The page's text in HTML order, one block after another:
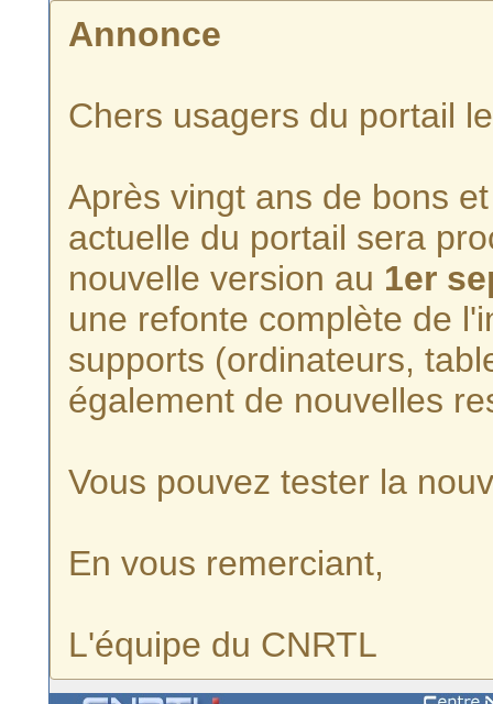
Annonce
Chers usagers du portail
Après vingt ans de bons
actuelle du portail sera
nouvelle version au 1er
une refonte complète de
supports (ordinateurs,
également de nouvelles
Vous pouvez tester la
En vous remerciant,
L'équipe du CNRTL